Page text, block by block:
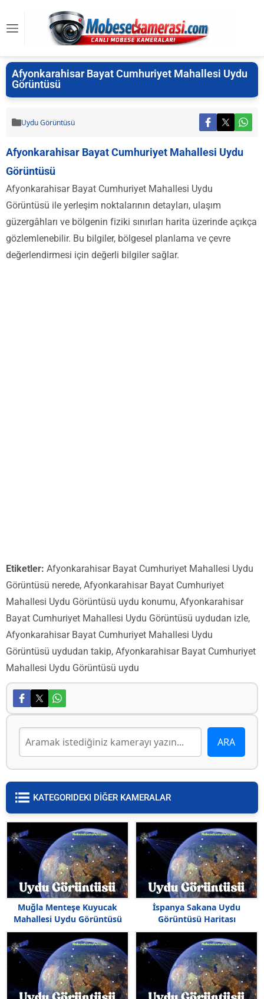
Afyonkarahisar Bayat Cumhuriyet Mahallesi Uydu
Görüntüsü
Uydu Görüntüsü
Afyonkarahisar Bayat Cumhuriyet Mahallesi Uydu
Görüntüsü
Afyonkarahisar Bayat Cumhuriyet Mahallesi Uydu
Görüntüsü ile yerleşim noktalarının detayları, ulaşım
güzergâhları ve bölgenin fiziki sınırları harita üzerinde açıkça
gözlemlenebilir. Bu bilgiler, bölgesel planlama ve çevre
değerlendirmesi için değerli bilgiler sağlar.
Etiketler: Afyonkarahisar Bayat Cumhuriyet Mahallesi Uydu
Görüntüsü nerede, Afyonkarahisar Bayat Cumhuriyet
Mahallesi Uydu Görüntüsü uydu konumu, Afyonkarahisar
Bayat Cumhuriyet Mahallesi Uydu Görüntüsü uydudan izle,
Afyonkarahisar Bayat Cumhuriyet Mahallesi Uydu
Görüntüsü uydudan takip, Afyonkarahisar Bayat Cumhuriyet
Mahallesi Uydu Görüntüsü uydu
KATEGORIDEKI DİĞER KAMERALAR
Muğla Menteşe Kuyucak
Mahallesi Uydu Görüntüsü
İspanya Sakana Uydu
Görüntüsü Haritası